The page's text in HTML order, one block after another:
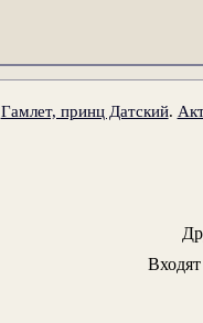
Гамлет, принц Датский.